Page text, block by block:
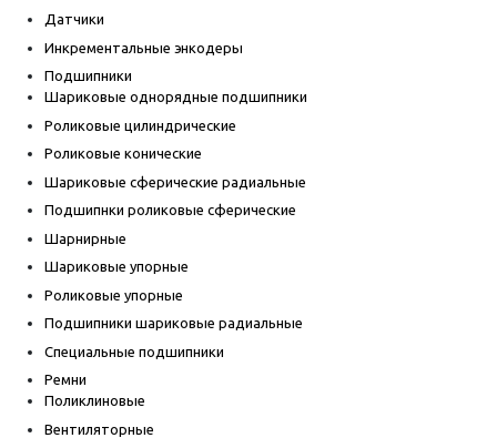
Датчики
Инкрементальные энкодеры
Подшипники
Шариковые однорядные подшипники
Роликовые цилиндрические
Роликовые конические
Шариковые сферические радиальные
Подшипнки роликовые сферические
Шарнирные
Шариковые упорные
Роликовые упорные
Подшипники шариковые радиальные
Специальные подшипники
Ремни
Поликлиновые
Вентиляторные